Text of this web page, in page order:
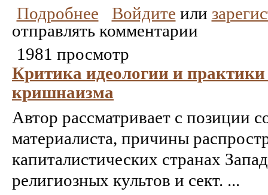
Подробнее
Войдите или
отправлять комментарии
1981 просмотр
Критика идеологии и практики
кришнаизма
Автор рассматривает с позиции
материалиста, причины
капиталистических странах
религиозных культов и сект. ...